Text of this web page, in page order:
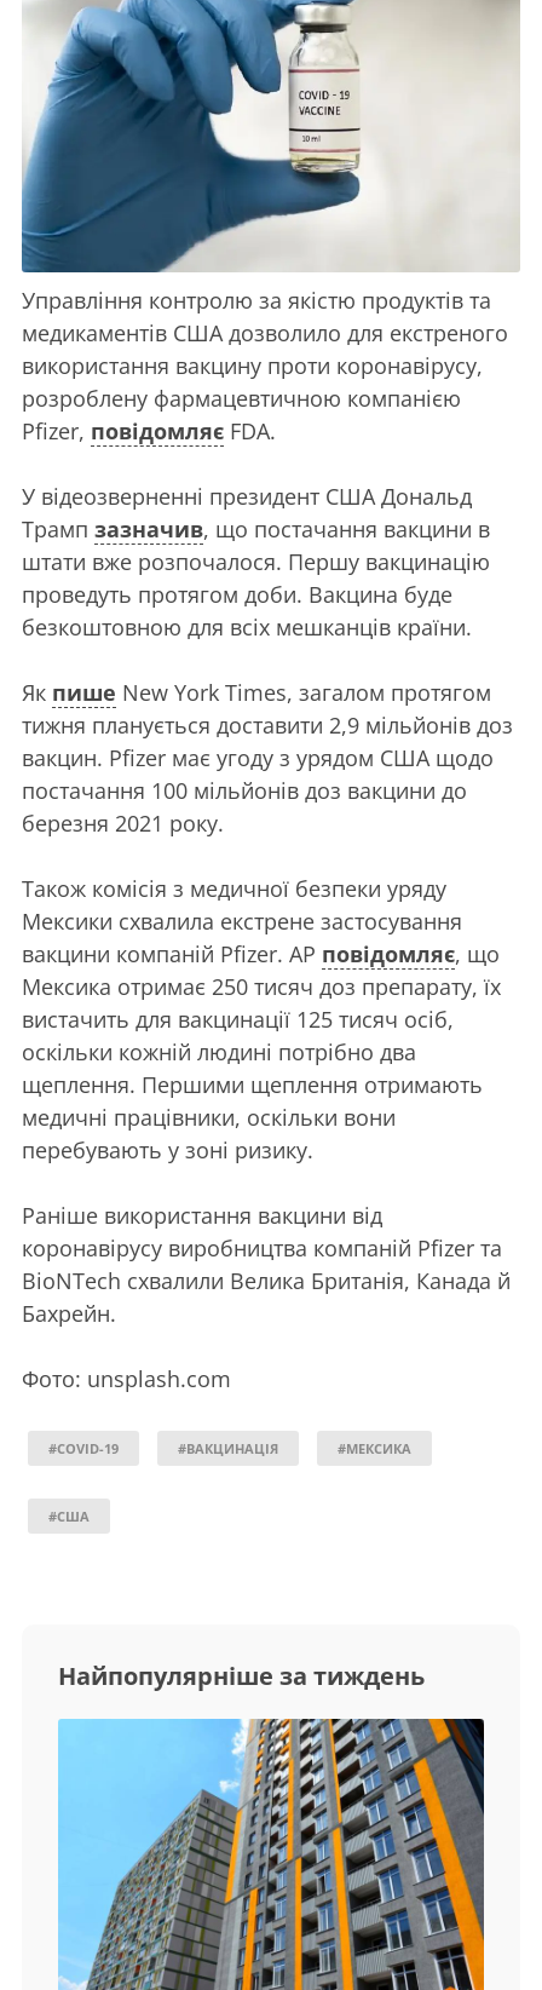
Управління контролю за якістю продуктів та
медикаментів США дозволило для екстреного
використання вакцину проти коронавірусу,
розроблену фармацевтичною компанією
Pfizer, повідомляє FDA.
У відеозверненні президент США Дональд
Трамп зазначив, що постачання вакцини в
штати вже розпочалося. Першу вакцинацію
проведуть протягом доби. Вакцина буде
безкоштовною для всіх мешканців країни.
Як пише New York Times, загалом протягом
тижня планується доставити 2,9 мільйонів доз
вакцин. Pfizer має угоду з урядом США щодо
постачання 100 мільйонів доз вакцини до
березня 2021 року.
Також комісія з медичної безпеки уряду
Мексики схвалила екстрене застосування
вакцини компаній Pfizer. АР повідомляє, що
Мексика отримає 250 тисяч доз препарату, їх
вистачить для вакцинації 125 тисяч осіб,
оскільки кожній людині потрібно два
щеплення. Першими щеплення отримають
медичні працівники, оскільки вони
перебувають у зоні ризику.
Раніше використання вакцини від
коронавірусу виробництва компаній Pfizer та
BioNTech схвалили Велика Британія, Канада й
Бахрейн.
Фото: unsplash.com
#COVID-19 #ВАКЦИНАЦІЯ #МЕКСИКА
#США
Найпопулярніше за тиждень